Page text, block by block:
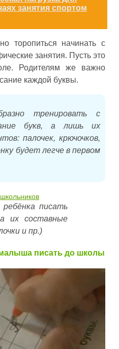
занятия спортом
торопиться начинать с
занятия. Пусть это
Родителям же важно
каждой буквы.
тренировать с
букв, а лишь их
палочек, крючочков,
будет легче в первом
писать
их составные
и пр.)
писать до школы